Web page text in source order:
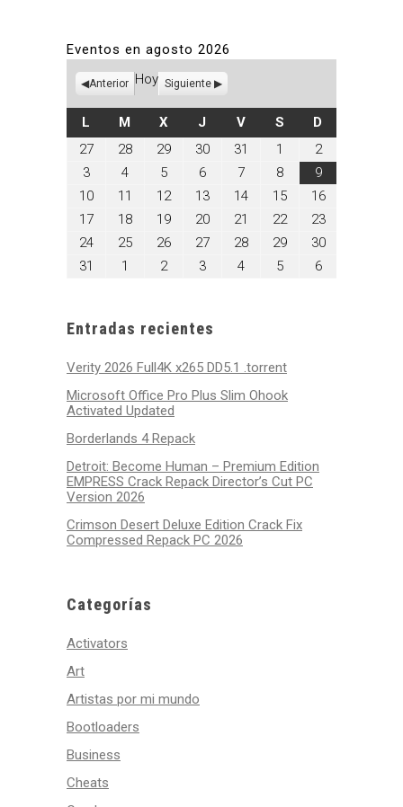
Eventos en agosto 2026
Anterior Hoy Siguiente
L LUNES
M MARTES
XMIÉRCOLES
J JUEVES
VVIERNES
SSÁBADO
D
27julio
28julio
29julio
30julio
31 1
agosto
2026
2agosto
2,
2026
3agosto
3,
2026
4agosto
4,
2026
5agosto
5,
2026
6agosto
6,
2026
7agosto
7,
2026
8agosto
8,
2026
9agosto
9,
2026
10agosto
10,
11
agosto
2026
12agosto
2026
13agosto
2026
14agosto
2026
15agosto
2026
16agosto
2026
17agosto
2026
18agosto
18,
2026
19agosto
2026
20agosto
20,
2026
21
agosto
2026
22agosto
2026
23agosto
23,
2026
24agosto
25agosto
26agosto
27agosto
28agosto
29agosto
30agosto
31
agosto
1
septiembre
2septiembre
3septiembre
4septiembre
5septiembre
6septiembre
Entradas recientes
Verity 2026 Full4K x265 DD5.1 .torrent
Microsoft Office Pro Plus Slim Ohook
Activated Updated
Borderlands 4 Repack
Detroit: Become Human – Premium Edition
EMPRESS Crack Repack Director’s Cut PC
Version 2026
Crimson Desert Deluxe Edition Crack Fix
Compressed Repack PC 2026
Categorías
Activators
Art
Artistas por mi mundo
Bootloaders
Business
Cheats